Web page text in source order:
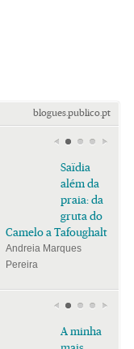
blogues.publico.pt
Saïdia
além da
praia: da
gruta do
Camelo a Tafoughalt
Andreia Marques
Pereira
A minha